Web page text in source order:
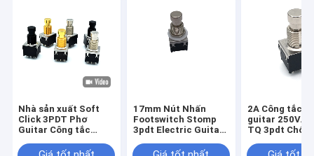
Nhà sản xuất Soft
Click 3PDT Phơ
Guitar Công tắc
dụng Công tắc chân
17mm Nút Nhấn
Footswitch Stomp
3pdt Electric Guitar
2A Công tắc
guitar 250VAC
TQ 3pdt Chốt